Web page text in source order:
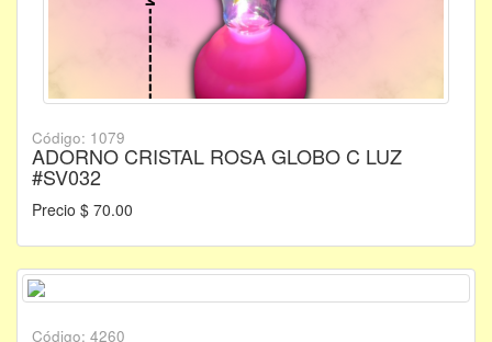
Código: 1079
ADORNO CRISTAL ROSA GLOBO C LUZ
#SV032
Precio $ 70.00
Código: 4260